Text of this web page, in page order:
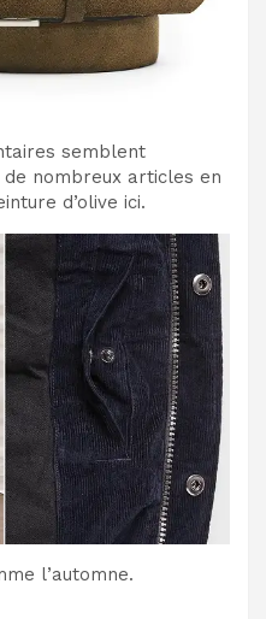
semblent
nombreux articles en
d’olive ici.
l’automne.